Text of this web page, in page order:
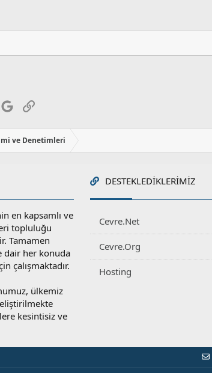
GoogleLink
ve Denetimleri
en kapsamlı ve
topluluğu
Tamamen
dair her konuda
çalışmaktadır.
ülkemiz
kesintisiz ve
DESTEKLEDIKLERIMIZ
Cevre.Net
Cevre.Org
Hosting